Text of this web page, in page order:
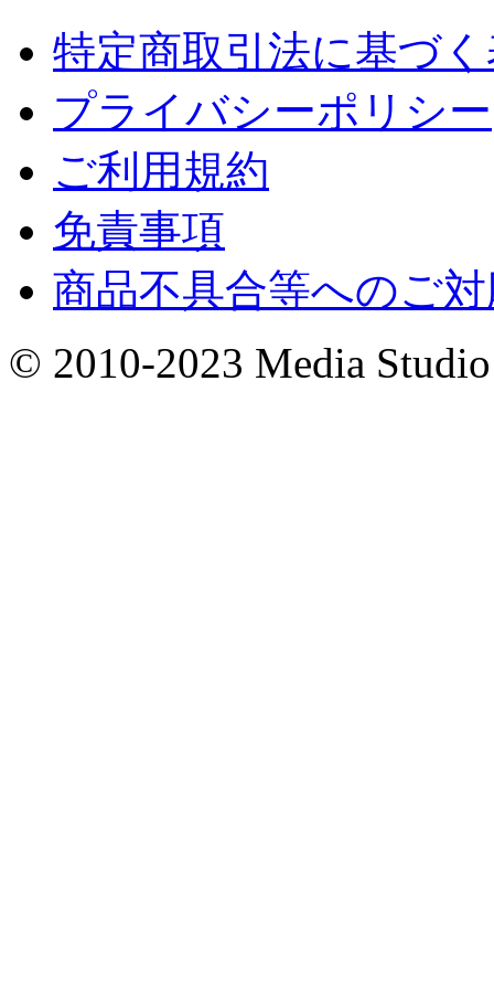
特定商取引法に基づ
プライバシーポリシー
ご利用規約
免責事項
商品不具合等へのご
© 2010-2023 Media